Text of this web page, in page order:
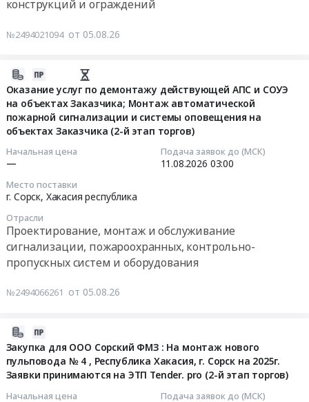
Товары для Спорта, Отдыха, Развлечений, Предметы
Искусства
Металлургическое производство
Химическая продукция
Лесообработка, Изделия из дерева
Отходы и лом
Услуги ЖКХ
Социальные услуги
конструкций и ограждений
№2494021094 от 05.08.26
Оказание услуг по демонтажу действующей АПС и СОУЭ
на объектах Заказчика; Монтаж автоматической
пожарной сигнализации и системы оповещения на
объектах Заказчика (2-й этап торгов)
Начальная цена
—
Подача заявок до (МСК)
11.08.2026 03:00
Место поставки
г. Сорск, Хакасия республика
Отрасли
Проектирование, монтаж и обслуживание
сигнализации, пожароохранных, контрольно-
пропускных систем и оборудования
№2494066261 от 05.08.26
Закупка для ООО Сорский ФМЗ : На монтаж нового
пульповода № 4 , Республика Хакасия, г. Сорск на 2025г.
Заявки принимаются на ЭТП Tender. pro (2-й этап торгов)
Начальная цена Подача заявок до (МСК)